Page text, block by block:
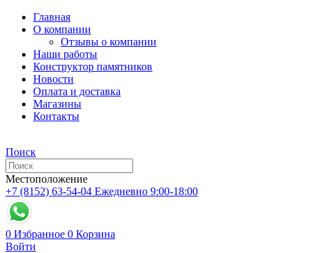
Главная
О компании
Отзывы о компании
Наши работы
Конструктор памятников
Новости
Оплата и доставка
Магазины
Контакты
Поиск
Местоположение
+7 (8152) 63-54-04 Ежедневно 9:00-18:00
0 Избранное 0 Корзина
Войти